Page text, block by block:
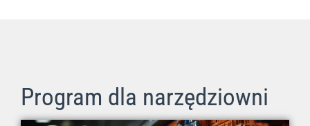
Program dla narzędziowni